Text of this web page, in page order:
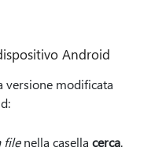
Android
versione modificata
filenella casella cerca.